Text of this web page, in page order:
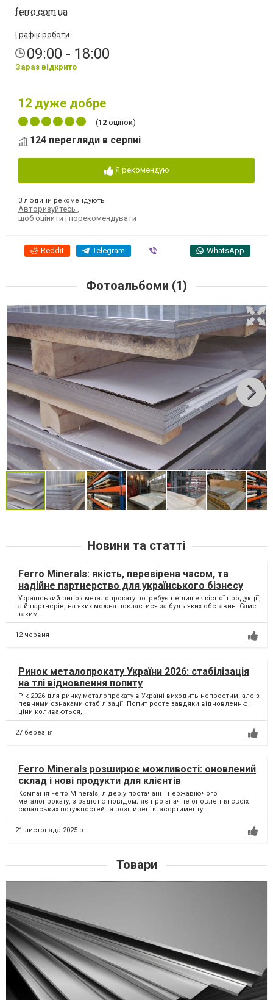
ferro.com.ua
Графік роботи
09:00 - 18:00
Зараз відкрито
12 дуже добре
(12 оцінок)
124 перегляди в серпні
Я рекомендую
3 людини рекомендують
Авторизуйтесь
щоб оцінити і порекомендувати
Reddit Telegram WhatsApp
Фотоальбоми (1)
Новини та статті
Ferro Minerals: якість, перевірена часом, та
надійне партнерство для українського бізнесу
Український ринок металопрокату потребує не лише якісної продукції,
а й партнерів, на яких можна покластися за будь-яких обставин. Саме
таким...
12 червня
Ринок металопрокату України 2026: стабілізація
на тлі відновлення попиту
Рік 2026 для ринку металопрокату в Україні виходить непростим, але з
певними ознаками стабілізації. Попит росте завдяки відновленню,
ціни коливаються,...
27 березня
Ferro Minerals розширює можливості: оновлений
склад і нові продукти для клієнтів
Компанія Ferro Minerals, лідер у постачанні нержавіючого
металопрокату, з радістю повідомляє про значне оновлення своїх
складських потужностей та розширення асортименту...
21 листопада 2025 р.
Товари